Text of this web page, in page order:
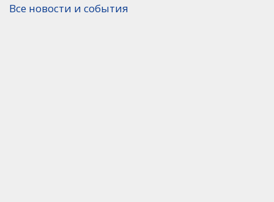
Все новости и события